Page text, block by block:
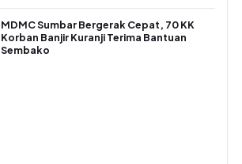
MDMC Sumbar Bergerak Cepat, 70 KK
Korban Banjir Kuranji Terima Bantuan
Sembako